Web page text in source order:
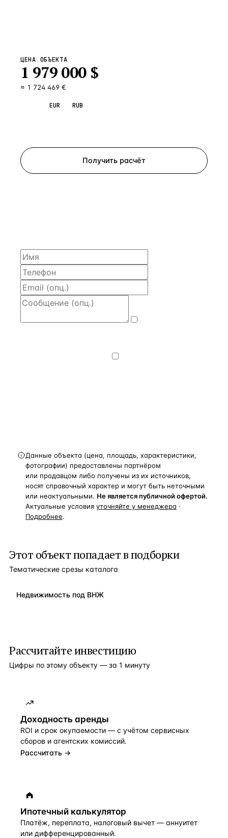
ЦЕНА ОБЪЕКТА
1 979 000 $
≈ 1 724 469 €
EUR RUB
Получить расчёт
Данные объекта (цена, площадь, характеристики,
фотографии) предоставлены партнёром
или продавцом либо получены из их источников,
носят справочный характер и могут быть неточными
или неактуальными. Не является публичной офертой.
Актуальные условия уточняйте у менеджера ·
Подробнее.
Этот объект попадает в подборки
Тематические срезы каталога
Недвижимость под ВНЖ
Рассчитайте инвестицию
Цифры по этому объекту — за 1 минуту
Доходность аренды
ROI и срок окупаемости — с учётом сервисных
сборов и агентских комиссий.
Рассчитать →
Ипотечный калькулятор
Платёж, переплата, налоговый вычет — аннуитет
или дифференцированный.